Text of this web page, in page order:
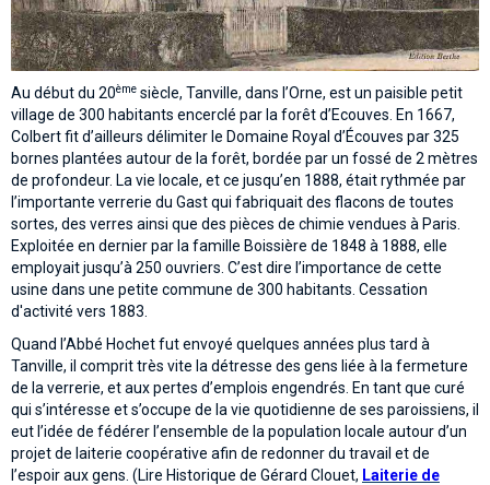
Au début du 20ème siècle, Tanville, dans l’Orne, est un paisible petit
village de 300 habitants encerclé par la forêt d’Ecouves. En 1667,
Colbert fit d’ailleurs délimiter le Domaine Royal d’Écouves par 325
bornes plantées autour de la forêt, bordée par un fossé de 2 mètres
de profondeur. La vie locale, et ce jusqu’en 1888, était rythmée par
l’importante verrerie du Gast qui fabriquait des flacons de toutes
sortes, des verres ainsi que des pièces de chimie vendues à Paris.
Exploitée en dernier par la famille Boissière de 1848 à 1888, elle
employait jusqu’à 250 ouvriers. C’est dire l’importance de cette
usine dans une petite commune de 300 habitants. Cessation
d'activité vers 1883.
Quand l’Abbé Hochet fut envoyé quelques années plus tard à
Tanville, il comprit très vite la détresse des gens liée à la fermeture
de la verrerie, et aux pertes d’emplois engendrés. En tant que curé
qui s’intéresse et s’occupe de la vie quotidienne de ses paroissiens, il
eut l’idée de fédérer l’ensemble de la population locale autour d’un
projet de laiterie coopérative afin de redonner du travail et de
l’espoir aux gens. (Lire Historique de Gérard Clouet, Laiterie de